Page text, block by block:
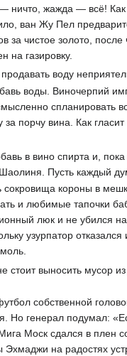
жажда — всё! Как
ван Жу Пел
за чистое золото,
на газировку.
воду
воды. Виночерпий
порчу вина. Как
в вино спирта и,
Пусть каждый
сокровища короны в
и любимые тапочки
люк и не убился
узурпатор
стоит выносить мусор
собственной
Но генерал подумал:
Моск сдался в плен
Эхмаджи на радостях